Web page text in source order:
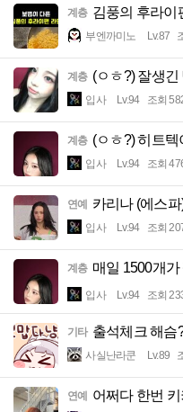
계층 김풍의 후라이
부엔까미노 Lv.87
계층 (ㅇㅎ?) 잘생
입사 Lv.94 조회
계층 (ㅇㅎ?) 히트
입사 Lv.94 조회
연예 카리나 (에스파
입사 Lv.94 조회
계층 매일 1500개
입사 Lv.94 조회
기타 출석체크 해슴
사실난라쿤 Lv.89
연예 어쩌다 한번